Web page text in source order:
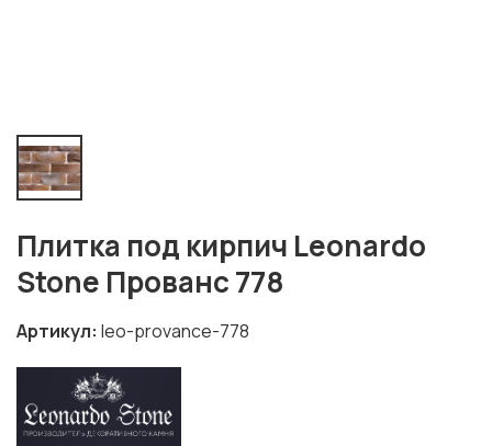
Плитка под кирпич Leonardo
Stone Прованс 778
Артикул leo-provance-778